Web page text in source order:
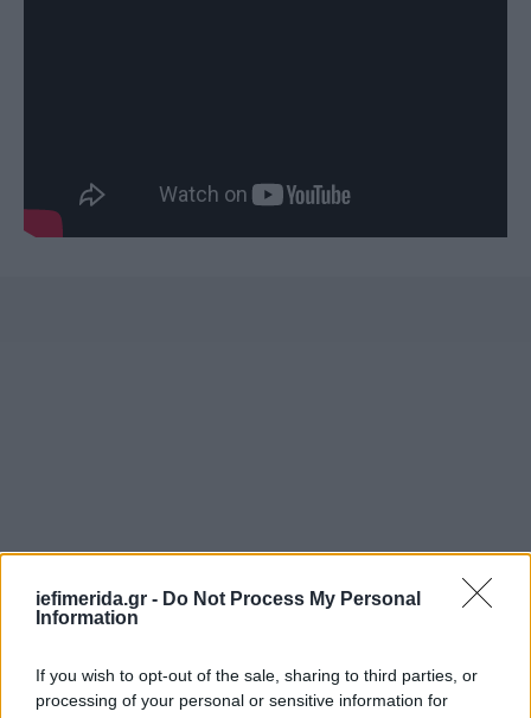
iefimerida.gr - Do Not Process My Personal
Information
If you wish to opt-out of the sale, sharing to third parties, or
processing of your personal or sensitive information for